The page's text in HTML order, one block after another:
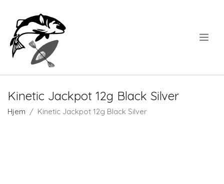
Kinetic Jackpot 12g Black Silver
Hjem Kinetic Jackpot 12g Black Silver